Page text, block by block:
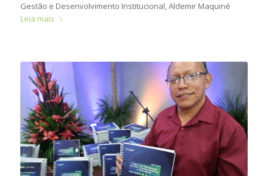
Gestão e Desenvolvimento Institucional, Aldemir Maquiné
Leia mais